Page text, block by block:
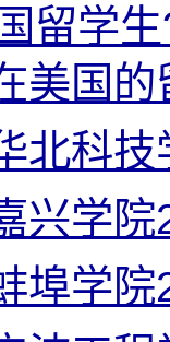
留学
美国的
北科
兴学
埠学院